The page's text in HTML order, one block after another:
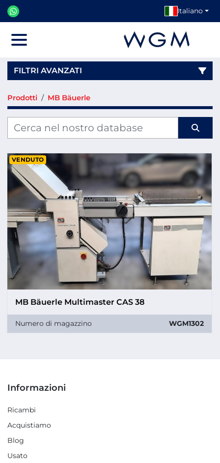
Italiano
FILTRI AVANZATI
Categoria
Produttore
Modello
Prodotti MB Bäuerle
VENDUTO
MB Bäuerle Multimaster CAS 38
Numero di magazzino WGM1302
Informazioni
Ricambi
Acquistiamo
Blog
Usato